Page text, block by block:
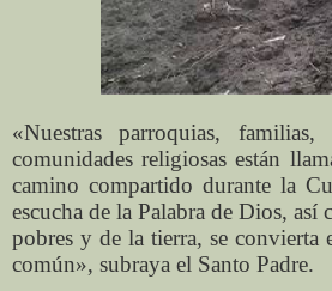
«Nuestras parroquias,
comunidades religiosas están
camino compartido durante la
escucha de la Palabra de Dios, así
pobres y de la tierra, se convierta
común», subraya el Santo Padre.